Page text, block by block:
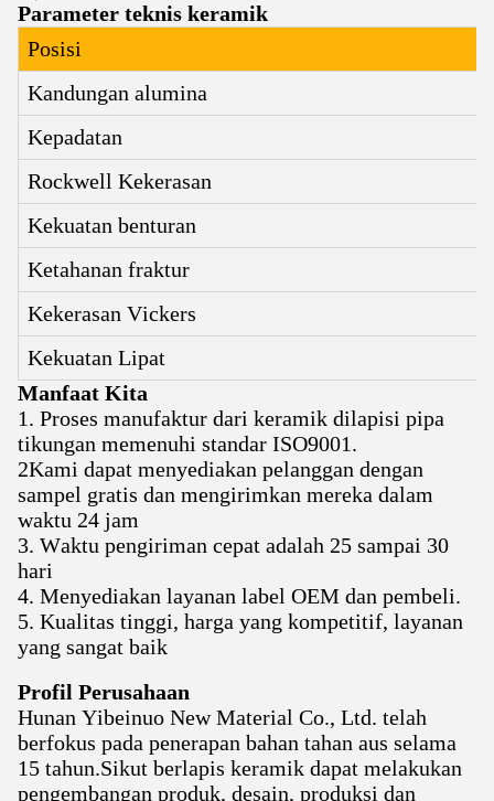
Parameter teknis keramik
Posisi
Kandungan alumina
Kepadatan
Rockwell Kekerasan
Kekuatan benturan
Ketahanan fraktur
Kekerasan Vickers
Kekuatan Lipat
Manfaat Kita
1. Proses manufaktur dari keramik dilapisi pipa
tikungan memenuhi standar ISO9001.
2Kami dapat menyediakan pelanggan dengan
sampel gratis dan mengirimkan mereka dalam
waktu 24 jam
3. Waktu pengiriman cepat adalah 25 sampai 30
hari
4. Menyediakan layanan label OEM dan pembeli.
5. Kualitas tinggi, harga yang kompetitif, layanan
yang sangat baik
Profil Perusahaan
Hunan Yibeinuo New Material Co., Ltd. telah
berfokus pada penerapan bahan tahan aus selama
15 tahun.Sikut berlapis keramik dapat melakukan
pengembangan produk, desain, produksi dan